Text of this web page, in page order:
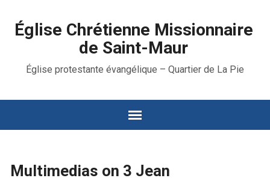
Église Chrétienne Missionnaire
de Saint-Maur
Église protestante évangélique – Quartier de La Pie
Multimedias on 3 Jean